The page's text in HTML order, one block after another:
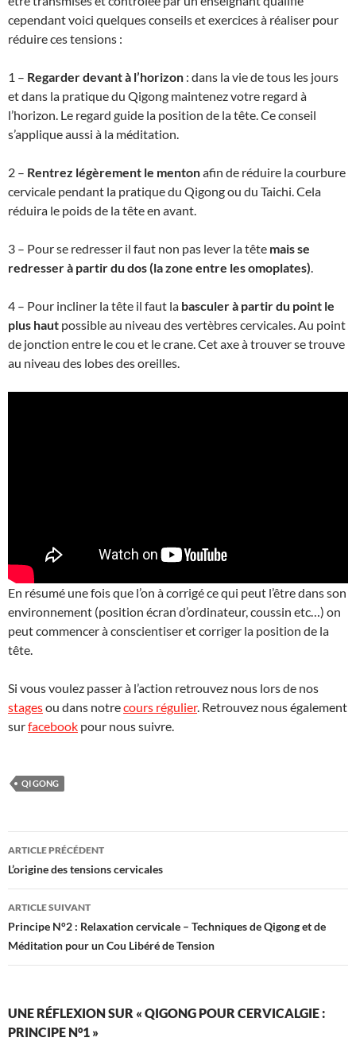
cependant voici quelques conseils et exercices à réaliser pour
réduire ces tensions :
1 – Regarder devant à l’horizon : dans la vie de tous les jours
et dans la pratique du Qigong maintenez votre regard à
l’horizon. Le regard guide la position de la tête. Ce conseil
s’applique aussi à la méditation.
2 – Rentrez légèrement le mentonafin de réduire la courbure
cervicale pendant la pratique du Qigong ou du Taichi. Cela
réduira le poids de la tête en avant.
3 – Pour se redresser il faut non pas lever la tête mais se
redresser à partir du dos (la zone entre les omoplates).
4 – Pour incliner la tête il faut la basculer à partir du point le
plus haut possible au niveau des vertèbres cervicales. Au point
de jonction entre le cou et le crane. Cet axe à trouver se trouve
au niveau des lobes des oreilles.
En résumé une fois que l’on à corrigé ce qui peut l’être dans son
environnement (position écran d’ordinateur, coussin etc…) on
peut commencer à conscientiser et corriger la position de la
tête.
Si vous voulez passer à l’action retrouvez nous lors de nos
stagesou dans notrecours régulier. Retrouvez nous également
surfacebook pour nous suivre.
QI GONG
Navigation
des
articles
ARTICLE PRÉCÉDENT
L’origine des tensions cervicales
ARTICLE SUIVANT
Principe N°2 : Relaxation cervicale – Techniques de Qigong et de
Méditation pour un Cou Libéré de Tension
UNE RÉFLEXION SUR « QIGONG POUR CERVICALGIE :
PRINCIPE N°1 »